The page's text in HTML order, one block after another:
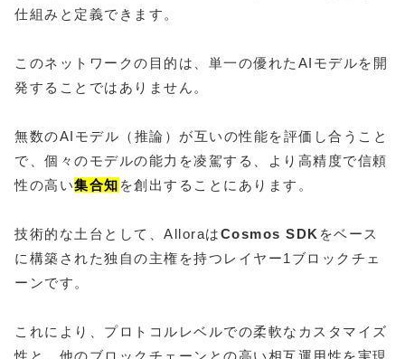
仕組みと定義できます。
このネットワークの目的は、単一の優れたAIモデルを開
発することではありません。
無数のAIモデル（推論）が互いの性能を評価し合うこと
で、個々のモデルの能力を凌駕する、より高精度で信頼
性の高い集合知 を創出することにあります。
技術的な土台として、AlloraはCosmos SDK をベース
に構築された独自の主権を持つレイヤー1ブロックチェ
ーンです。
これにより、プロトコルレベルでの柔軟なカスタマイズ